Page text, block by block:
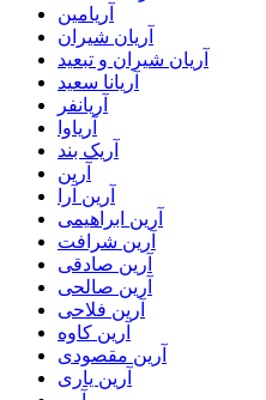
آریامین
آریان شیران
آریان شیران و تبعید
آریانا سعید
آریانفر
آریاوا
آریک بند
آرین
آرین آرا
آرین ابراهیمی
آرین شرافت
آرین صادقی
آرین صالحی
آرین فلاحی
آرین کاوه
آرین مقصودی
آرین یاری